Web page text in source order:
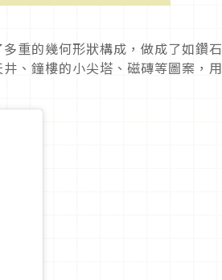
重的幾何形狀構成，做成了如鑽石
、鐘樓的小尖塔、磁磚等圖案，用